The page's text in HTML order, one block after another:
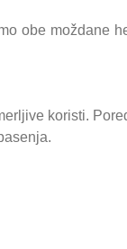
obe moždane
koristi.